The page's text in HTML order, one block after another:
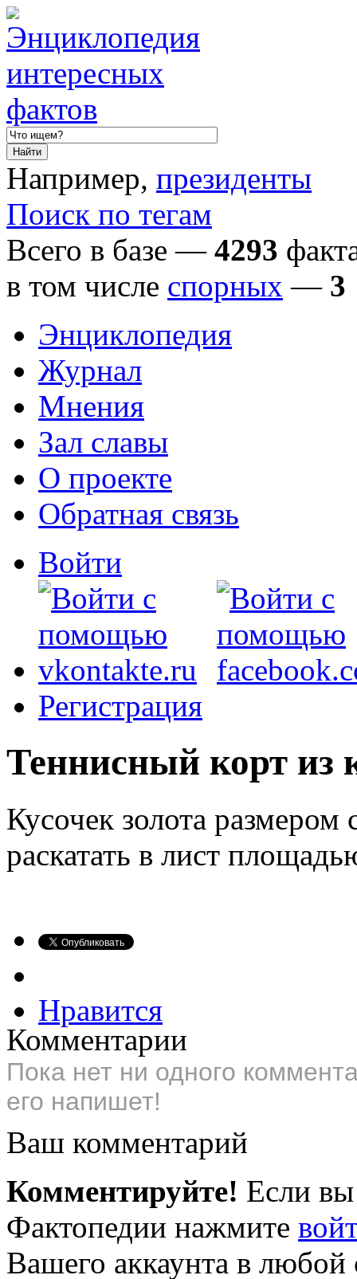
Например, президенты
Поиск по тегам
Всего в базе — 4293
в том числе спорных — 3
Энциклопедия
Журнал
Мнения
Зал славы
О проекте
Обратная связь
Войти
Регистрация
Теннисный корт из
Кусочек золота
раскатать в лист
Нравится
Комментарии
Пока нет ни одного
его напишет!
Ваш комментарий
Комментируйте! Если вы
Фактопедии нажмите
Вашего аккаунта в любой